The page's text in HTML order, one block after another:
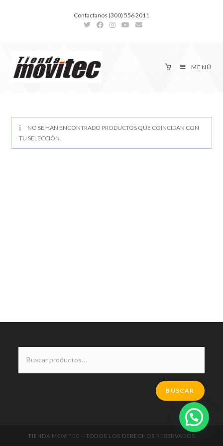
Contactanos (300) 556 2011
MENÚ
NO SE HAN ENCONTRADO PRODUCTOS QUE COINCIDAN CON
TU SELECCIÓN.
BUSCAR
TIENDA MOVITEC - TODOS LOS DERECHOS RESERVADOS